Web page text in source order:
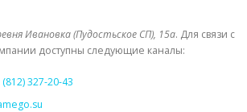
Ивановка (Пудостьское СП), 15а. Для связи с
доступны следующие каналы:
(812) 327-20-43